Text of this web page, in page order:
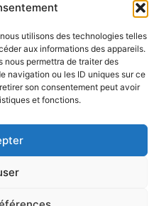
utilisons des technologies telles
aux informations des appareils.
nous permettra de traiter des
navigation ou les ID uniques sur ce
son consentement peut avoir
et fonctions.